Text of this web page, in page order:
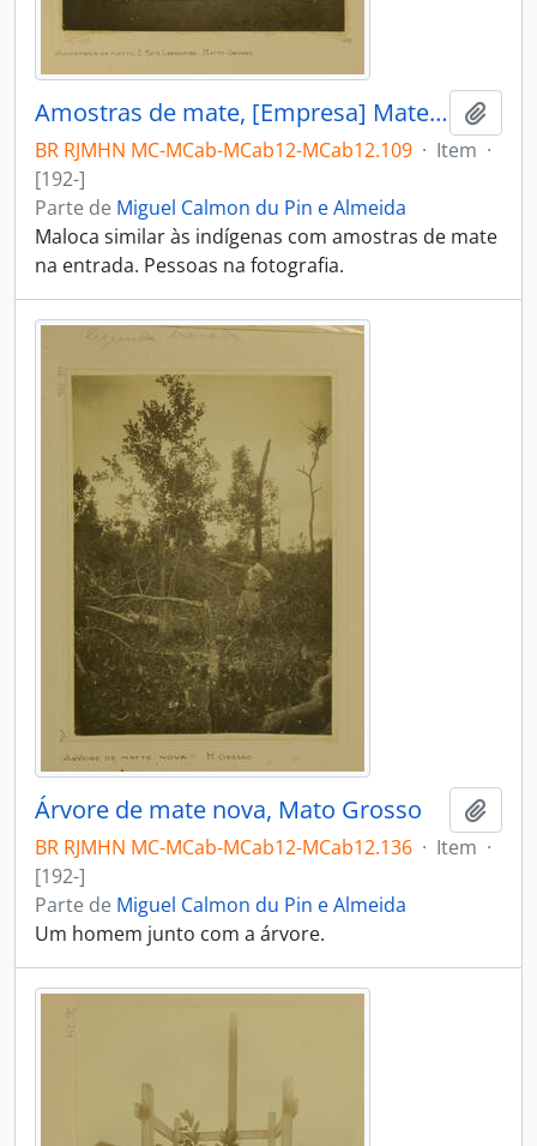
Amostras de mate, [Empresa] Mate Laranjeira, Mato Grosso
BR RJMHN MC-MCab-MCab12-MCab12.109 · Item ·
[192-]
Parte de Miguel Calmon du Pin e Almeida
Maloca similar às indígenas com amostras de mate
na entrada. Pessoas na fotografia.
Árvore de mate nova, Mato Grosso
BR RJMHN MC-MCab-MCab12-MCab12.136 · Item ·
[192-]
Parte de Miguel Calmon du Pin e Almeida
Um homem junto com a árvore.